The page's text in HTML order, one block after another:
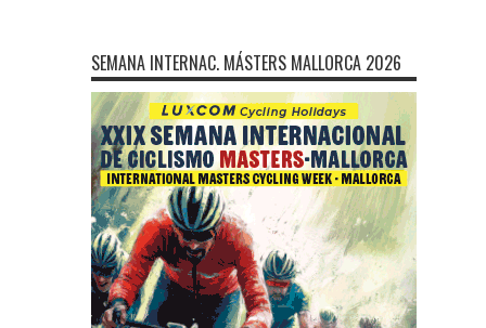
SEMANA INTERNAC. MÁSTERS MALLORCA 2026